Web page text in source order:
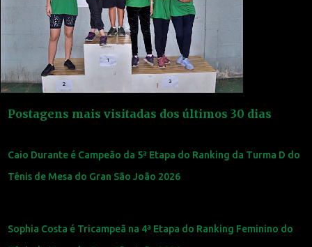
Postagens mais visitadas dos últimos 30 dias
Caio Durante é Campeão da 5ª Etapa do Ranking da Turma D do
Tênis de Mesa do Gran São João 2026
Sophia Costa é Tricampeã na 4ª Etapa do Ranking Feminino do